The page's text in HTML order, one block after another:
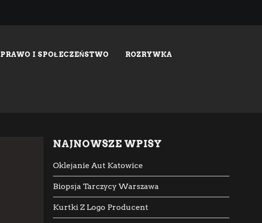
PRAWO I SPOŁECZEŃSTWO ROZRYWKA
NAJNOWSZE WPISY
Oklejanie Aut Katowice
Biopsja Tarczycy Warszawa
Kurtki Z Logo Producent